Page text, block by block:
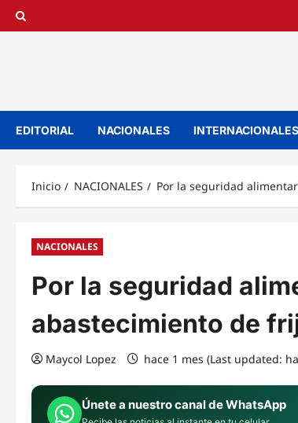
Saltar
EDITORIAL NACIONALES INTERNACIONALES
Inicio NACIONALES Por la seguridad
NACIONALES
Por la seguridad
abastecimiento de
Maycol Lopez hace 1 mes (Last updated:
Únete a nuestro canal de WhatsApp